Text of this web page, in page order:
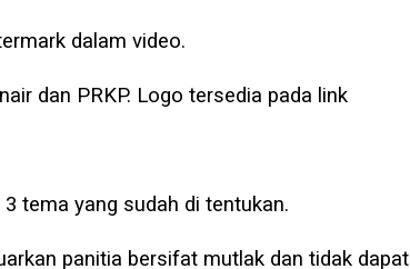
dalam video.
dan PRKP. Logo tersedia pada link
tema yang sudah di tentukan.
panitia bersifat mutlak dan tidak dapat